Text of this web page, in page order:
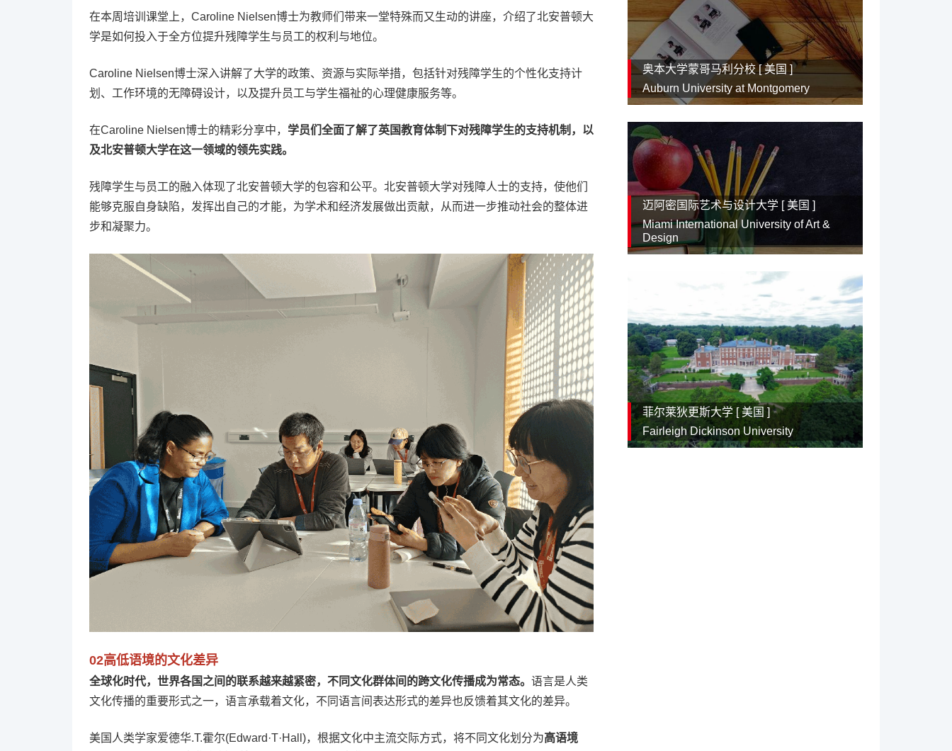
在本周培训课堂上，Caroline Nielsen博士为教师们带来一堂特殊而又生动的讲座，介绍了北安普顿大
学是如何投入于全方位提升残障学生与员工的权利与地位。
Caroline Nielsen博士深入讲解了大学的政策、资源与实际举措，包括针对残障学生的个性化支持计
划、工作环境的无障碍设计，以及提升员工与学生福祉的心理健康服务等。
在Caroline Nielsen博士的精彩分享中， 学员们全面了解了英国教育体制下对残障学生的支持机制，以
及北安普顿大学在这一领域的领先实践。
残障学生与员工的融入体现了北安普顿大学的包容和公平。北安普顿大学对残障人士的支持，使他们
能够克服自身缺陷，发挥出自己的才能，为学术和经济发展做出贡献，从而进一步推动社会的整体进
步和凝聚力。
02高低语境的文化差异
全球化时代，世界各国之间的联系越来越紧密，不同文化群体间的跨文化传播成为常态。 语言是人类
文化传播的重要形式之一，语言承载着文化，不同语言间表达形式的差异也反馈着其文化的差异。
美国人类学家爱德华.T.霍尔(Edward·T·Hall)，根据文化中主流交际方式，将不同文化划分为高语境
奥本大学蒙哥马利分校 [美国 ]
Auburn University at Montgomery
迈阿密国际艺术与设计大学 [美国 ]
Miami International University of Art &
Design
菲尔莱狄更斯大学 [美国 ]
Fairleigh Dickinson University